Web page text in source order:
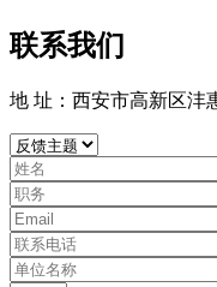
联系我们
地 址：西安市高新区沣